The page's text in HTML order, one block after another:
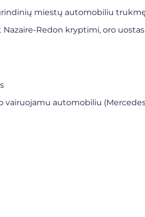
miestų automobiliu
Redon kryptimi, oro uostas
vairuojamu automobiliu